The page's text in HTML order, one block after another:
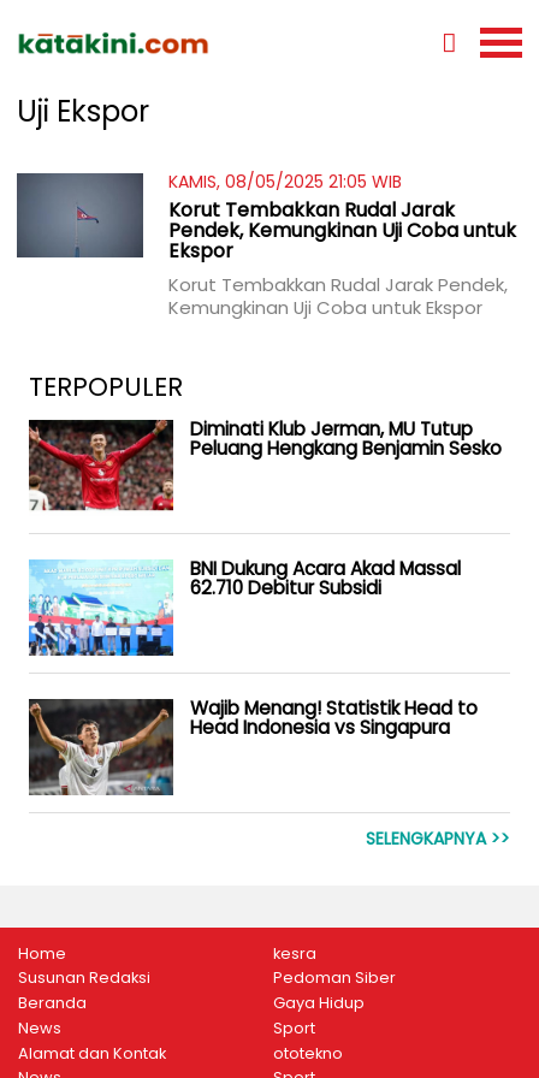
Uji Ekspor
KAMIS, 08/05/2025 21:05 WIB
Korut Tembakkan Rudal Jarak
Pendek, Kemungkinan Uji Coba untuk
Ekspor
Korut Tembakkan Rudal Jarak Pendek,
Kemungkinan Uji Coba untuk Ekspor
TERPOPULER
Diminati Klub Jerman, MU Tutup
Peluang Hengkang Benjamin Sesko
BNI Dukung Acara Akad Massal
62.710 Debitur Subsidi
Wajib Menang! Statistik Head to
Head Indonesia vs Singapura
SELENGKAPNYA >>
Home
Susunan Redaksi
Beranda
News
Alamat dan Kontak
kesra
Pedoman Siber
Gaya Hidup
Sport
ototekno